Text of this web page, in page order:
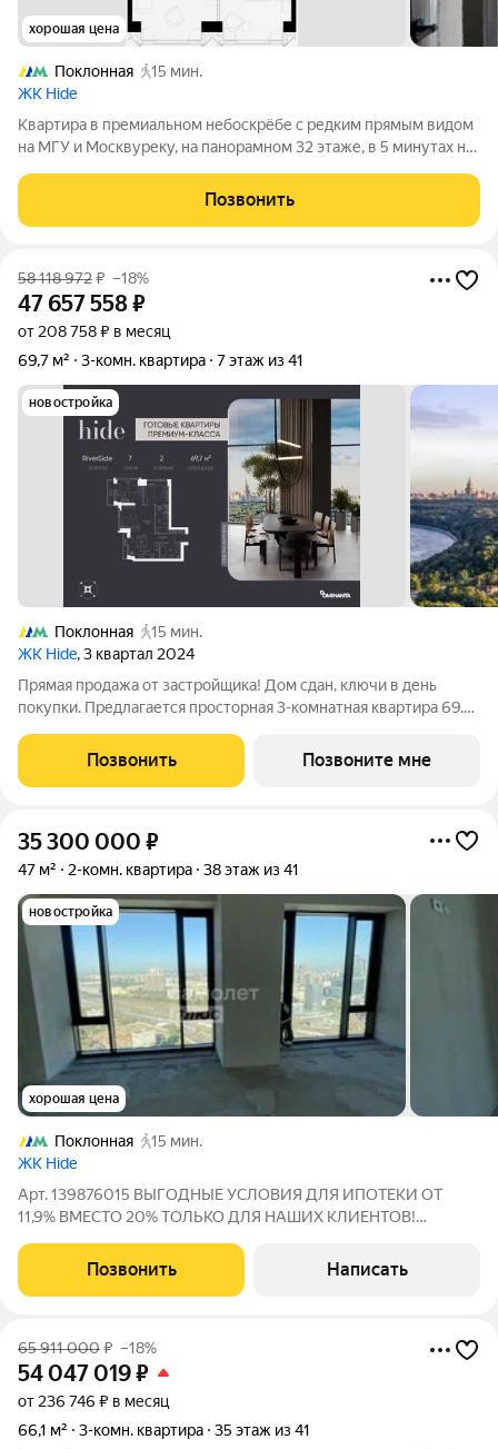
хорошая цена
Поклонная
15 мин.
ЖК Hide
Квартира в премиальном небоскрёбе с редким прямым видом
на МГУ и Москвуреку, на панорамном 32 этаже, в 5 минутах на
продуманной планировки: просторная кухнягостиная и
изолированная спальня, идеальна
Позвонить
58 118 972₽ –18%
47 657 558₽
от 208 758 ₽ в месяц
69,7 м²
3-комн. квартира 7 этаж из 41
новостройка
Поклонная
15 мин.
ЖК Hide, 3 квартал 2024
Прямая продажа от застройщика! Дом сдан, ключи в день
покупки. Предлагается просторная 3-комнатная квартира 69.7
небоскребе премиум-класса от Dominanta и MR. ТОП-ВИДЫ
НА 360: Воробьевы горы,
Позвонить Позвоните мне
35 300 000 ₽
47 м² 2-комн. квартира 38 этаж из 41
новостройка
хорошая цена
Поклонная
15 мин.
ЖК Hide
Арт. 139876015 ВЫГОДНЫЕ УСЛОВИЯ ДЛЯ ИПОТЕКИ ОТ
11,9% ВМЕСТО 20% ТОЛЬКО ДЛЯ НАШИХ КЛИЕНТОВ!
панорамным видом на Москва-Сити. Это видовая квартира на
38 этаже премиального ЖК Hide. Характеристики:
Позвонить Написать
65 911 000₽ –18%
54 047 019₽
от 236 746 ₽ в месяц
66,1 м²
3-комн. квартира 35 этаж из 41